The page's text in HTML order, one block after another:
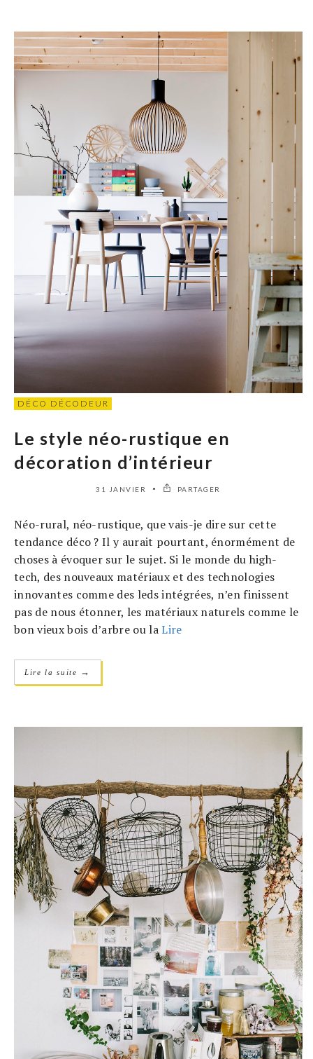
DÉCO DÉCODEUR
Le style néo-rustique en
décoration d’intérieur
31 JANVIER PARTAGER
Néo-rural, néo-rustique, que vais-je dire sur cette
tendance déco ? Il y aurait pourtant, énormément de
choses à évoquer sur le sujet. Si le monde du high-
tech, des nouveaux matériaux et des technologies
innovantes comme des leds intégrées, n’en finissent
pas de nous étonner, les matériaux naturels comme le
bon vieux bois d’arbre ou laLire
Lire la suite →